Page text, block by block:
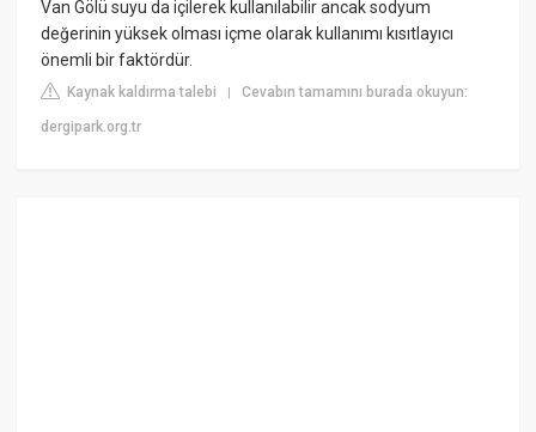
Van Gölü suyu da içilerek kullanılabilir ancak sodyum
değerinin yüksek olması içme olarak kullanımı kısıtlayıcı
önemli bir faktördür.
Kaynak kaldırma talebi |Cevabın tamamını burada okuyun:
dergipark.org.tr